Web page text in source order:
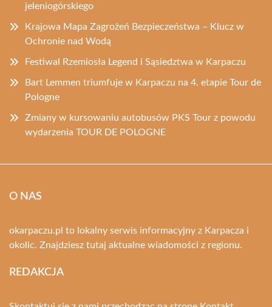
jeleniogórskiego
Krajowa Mapa Zagrożeń Bezpieczeństwa – Klucz w
Ochronie nad Wodą
Festiwal Rzemiosła Legend i Sąsiedztwa w Karpaczu
Bart Lemmen triumfuje w Karpaczu na 4. etapie Tour de
Pologne
Zmiany w kursowaniu autobusów PKS Tour z powodu
wydarzenia TOUR DE POLOGNE
O NAS
okarpaczu.pl to lokalny serwis informacyjny z Karpacza i
okolic. Znajdziesz tutaj aktualne wiadomości z regionu.
REDAKCJA